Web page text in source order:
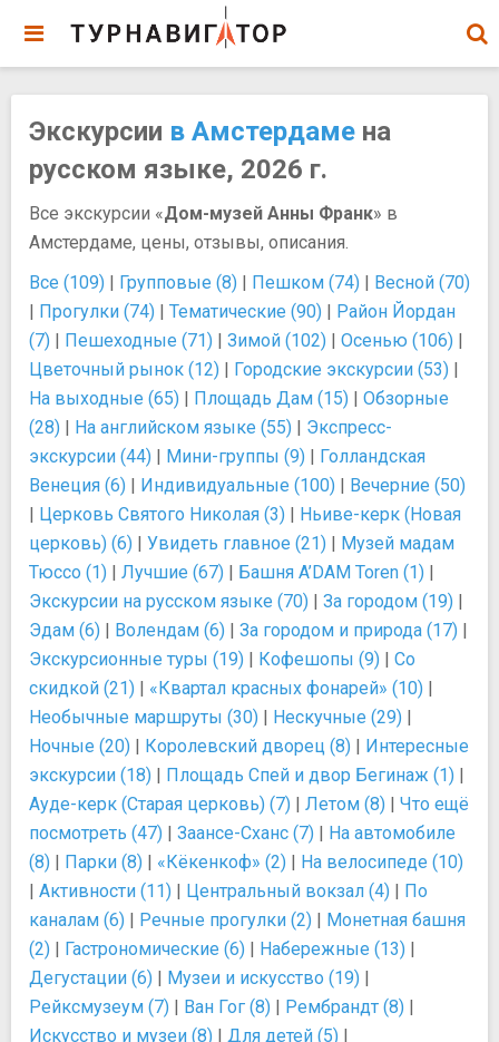
Экскурсии в Амстердаме на
русском языке, 2026 г.
Все экскурсии «Дом-музей Анны Франк» в
Амстердаме, цены, отзывы, описания.
Все (109) | Групповые (8) | Пешком (74) | Весной (70)
| Прогулки (74) | Тематические (90) | Район Йордан
(7) | Пешеходные (71) | Зимой (102) | Осенью (106) |
Цветочный рынок (12) | Городские экскурсии (53) |
На выходные (65) | Площадь Дам (15) | Обзорные
(28) | На английском языке (55) | Экспресс-
экскурсии (44) | Мини-группы (9) | Голландская
Венеция (6) | Индивидуальные (100) | Вечерние (50)
| Церковь Святого Николая (3) | Ньиве-керк (Новая
церковь) (6) | Увидеть главное (21) | Музей мадам
Тюссо (1) | Лучшие (67) | Башня A’DAM Toren (1) |
Экскурсии на русском языке (70) | За городом (19) |
Эдам (6) | Волендам (6) | За городом и природа (17) |
Экскурсионные туры (19) | Кофешопы (9) | Со
скидкой (21) | «Квартал красных фонарей» (10) |
Необычные маршруты (30) | Нескучные (29) |
Ночные (20) | Королевский дворец (8) | Интересные
экскурсии (18) | Площадь Спей и двор Бегинаж (1) |
Ауде-керк (Старая церковь) (7) | Летом (8) | Что ещё
посмотреть (47) | Заансе-Сханс (7) | На автомобиле
(8) | Парки (8) | «Кёкенкоф» (2) | На велосипеде (10)
| Активности (11) | Центральный вокзал (4) | По
каналам (6) | Речные прогулки (2) | Монетная башня
(2) | Гастрономические (6) | Набережные (13) |
Дегустации (6) | Музеи и искусство (19) |
Рейксмузеум (7) | Ван Гог (8) | Рембрандт (8) |
Искусство и музеи (8) | Для детей (5) |